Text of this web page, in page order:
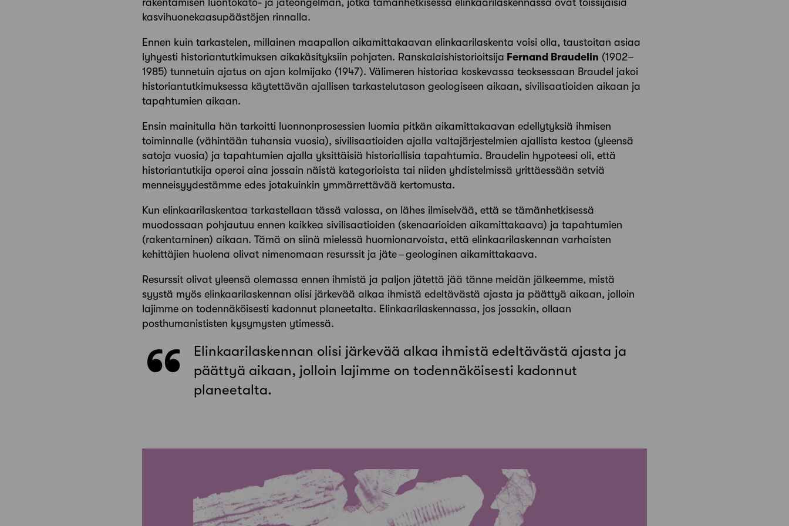
rakentamisen luontokato- ja jäteongelman, jotka tämänhetkisessä elinkaarilaskennassa ovat toissijaisia
kasvihuonekaasupäästöjen rinnalla.
Ennen kuin tarkastelen, millainen maapallon aikamittakaavan elinkaarilaskenta voisi olla, taustoitan asiaa
lyhyesti historiantutkimuksen aikakäsityksiin pohjaten. Ranskalaishistorioitsija Fernand Braudelin (1902–
1985) tunnetuin ajatus on ajan kolmijako (1947). Välimeren historiaa koskevassa teoksessaan Braudel jakoi
historiantutkimuksessa käytettävän ajallisen tarkastelutason geologiseen aikaan, sivilisaatioiden aikaan ja
tapahtumien aikaan.
Ensin mainitulla hän tarkoitti luonnonprosessien luomia pitkän aikamittakaavan edellytyksiä ihmisen
toiminnalle (vähintään tuhansia vuosia), sivilisaatioiden ajalla valtajärjestelmien ajallista kestoa (yleensä
satoja vuosia) ja tapahtumien ajalla yksittäisiä historiallisia tapahtumia. Braudelin hypoteesi oli, että
historiantutkija operoi aina jossain näistä kategorioista tai niiden yhdistelmissä yrittäessään setviä
menneisyydestämme edes jotakuinkin ymmärrettävää kertomusta.
Kun elinkaarilaskentaa tarkastellaan tässä valossa, on lähes ilmiselvää, että se tämänhetkisessä
muodossaan pohjautuu ennen kaikkea sivilisaatioiden (skenaarioiden aikamittakaava) ja tapahtumien
(rakentaminen) aikaan. Tämä on siinä mielessä huomionarvoista, että elinkaarilaskennan varhaisten
kehittäjien huolena olivat nimenomaan resurssit ja jäte – geologinen aikamittakaava.
Resurssit olivat yleensä olemassa ennen ihmistä ja paljon jätettä jää tänne meidän jälkeemme, mistä
syystä myös elinkaarilaskennan olisi järkevää alkaa ihmistä edeltävästä ajasta ja päättyä aikaan, jolloin
lajimme on todennäköisesti kadonnut planeetalta. Elinkaari­laskennassa, jos jossakin, ollaan
posthumanististen kysymysten ytimessä.
Elinkaarilaskennan olisi järkevää alkaa ihmistä edeltävästä ajasta ja
päättyä aikaan, jolloin lajimme on todennäköisesti kadonnut
planeetalta.